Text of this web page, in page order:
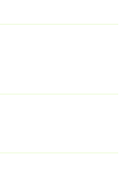
。また、これまでも、医